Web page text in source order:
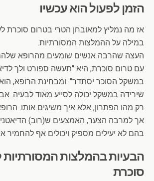
הזמן לפעול הוא עכשיו
אז מה נמליץ למאובחן הטרי בטרום סוכרת
במילה על ההמלצות המסורתיות.
העצה שהרבה אנשים שומעים מהרופא
עם טרום סוכרת, היא "תעשה ספורט ולך
במשקל הסוכר יסתדר". ומבחינת הרופא, הוא
שירידה במשקל יכולה לסייע מאוד לבעיה.
רק מהו הפתרון, אלא איך משיגים אותו.
אך למרבה הצער, האמצעים ש(רוב)
בהם לא יעילים מספיק ויכולים אף להחמיר
הבעיות בהמלצות המסורתיות
סוכרת